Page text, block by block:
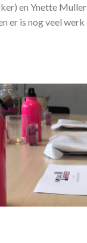
en Ynette Muller
er is nog veel werk